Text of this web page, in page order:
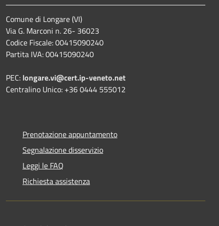
Comune di Longare (VI)
Via G. Marconi n. 26- 36023
Codice Fiscale: 00415090240
Partita IVA: 00415090240
PEC: longare.vi@cert.ip-veneto.net
Centralino Unico: +36 0444 555012
Prenotazione appuntamento
Segnalazione disservizio
Leggi le FAQ
Richiesta assistenza